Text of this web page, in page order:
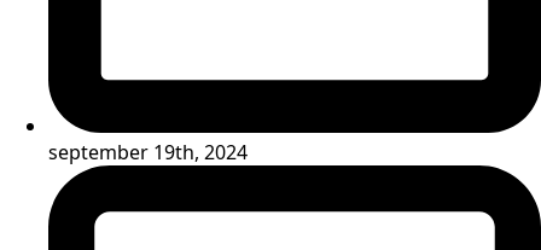
september 19th, 2024